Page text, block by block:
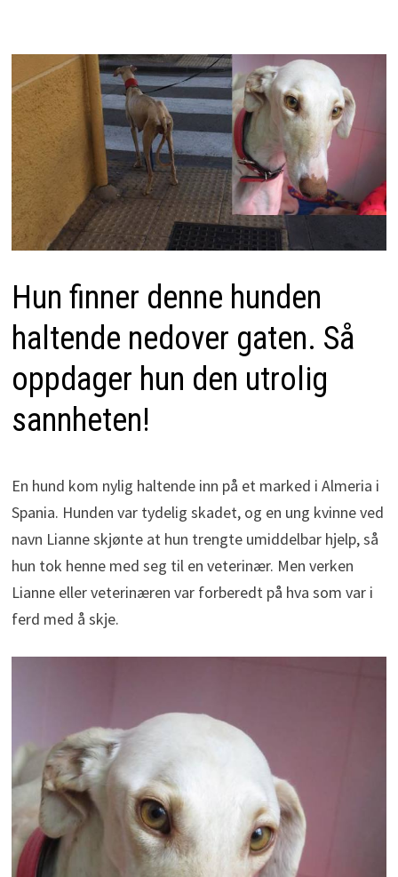
Hun finner denne hunden
haltende nedover gaten. Så
oppdager hun den utrolig
sannheten!
En hund kom nylig haltende inn på et marked i Almeria i
Spania. Hunden var tydelig skadet, og en ung kvinne ved
navn Lianne skjønte at hun trengte umiddelbar hjelp, så
hun tok henne med seg til en veterinær. Men verken
Lianne eller veterinæren var forberedt på hva som var i
ferd med å skje.